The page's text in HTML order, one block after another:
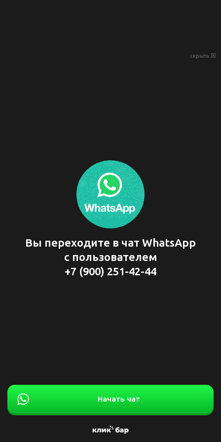
скрыть ☒
Вы переходите в чат WhatsApp
с пользователем
+7 (900) 251-42-44
Начать чат